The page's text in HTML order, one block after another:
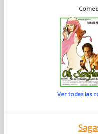
Ver todas las